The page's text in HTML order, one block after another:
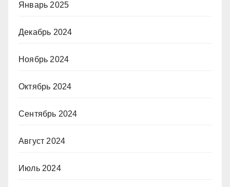
Январь 2025
Декабрь 2024
Ноябрь 2024
Октябрь 2024
Сентябрь 2024
Август 2024
Июль 2024